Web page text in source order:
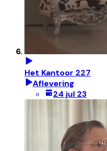
Het Kantoor 227
Aflevering
24 jul 23